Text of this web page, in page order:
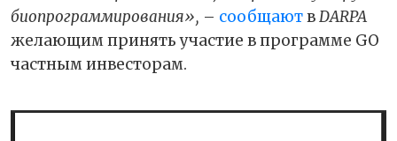
биопрограммирования», – сообщаютвDARPA
желающим принять участие в программе GO
частным инвесторам.